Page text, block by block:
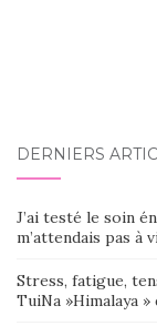
DERNIERS
J’ai testé le soin
m’attendais pas à
Stress, fatigue,
TuiNa »Himalaya »